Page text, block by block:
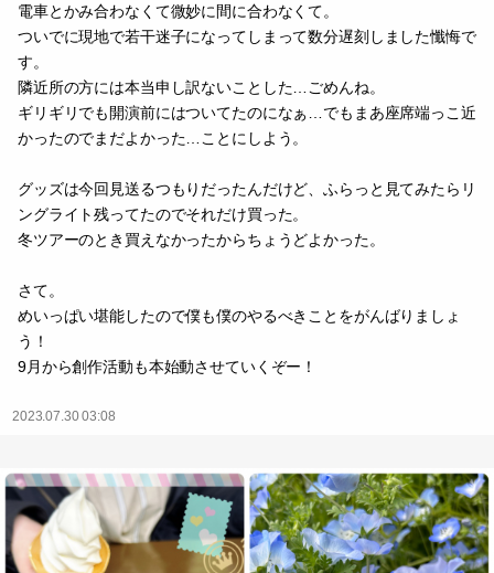
電車とかみ合わなくて微妙に間に合わなくて。
ついでに現地で若干迷子になってしまって数分遅刻しました懺悔で
す。
隣近所の方には本当申し訳ないことした…ごめんね。
ギリギリでも開演前にはついてたのになぁ…でもまあ座席端っこ近
かったのでまだよかった…ことにしよう。
グッズは今回見送るつもりだったんだけど、ふらっと見てみたらリ
ングライト残ってたのでそれだけ買った。
冬ツアーのとき買えなかったからちょうどよかった。
さて。
めいっぱい堪能したので僕も僕のやるべきことをがんばりましょ
う！
9月から創作活動も本始動させていくぞー！
2023.07.30 03:08